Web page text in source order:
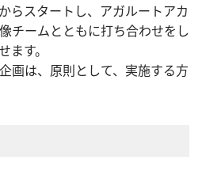
らスタートし、アガルートアカ
チームとともに打ち合わせをし
す。
画は、原則として、実施する方